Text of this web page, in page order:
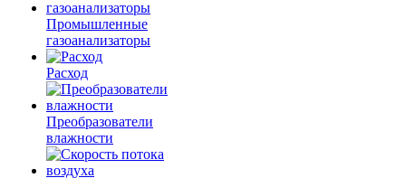
Промышленные
газоанализаторы
Расход
Преобразователи
влажности